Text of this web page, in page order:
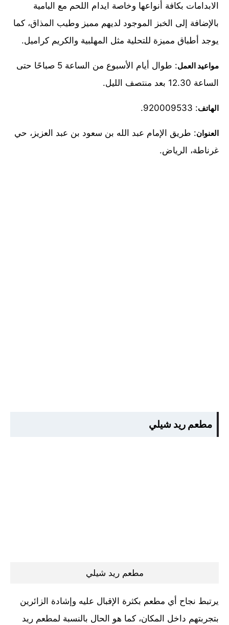
الابدامات بكافة أنواعها وخاصة ايدام اللحم مع البامية
بالإضافة إلى الخبز الموجود لديهم مميز وطيب المذاق، كما
يوجد أطباق مميزة للتحلية مثل المهلبية والكريم كراميل.
مواعيد العمل
: طوال أيام الأسبوع من الساعة 5 صباحًا حتى
الساعة 12.30 بعد منتصف الليل.
الهاتف: 920009533.
العنوان: طريق الإمام عبد الله بن سعود بن عبد العزيز، حي
غرناطة، الرياض.
مطعم ريد شيلي
مطعم ريد شيلي
يرتبط نجاح أي مطعم بكثرة الإقبال عليه وإشادة الزائرين
بتجربتهم داخل المكان، كما هو الحال بالنسبة لمطعم ريد